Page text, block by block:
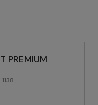
PREMIUM
1138